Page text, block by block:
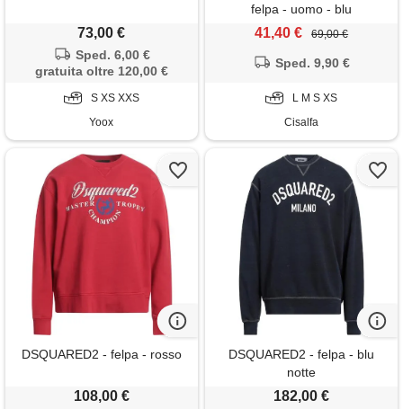
73,00 €
Sped. 6,00 €
gratuita oltre 120,00 €
S XS XXS
Yoox
felpa - uomo - blu
41,40 € 69,00 €
Sped. 9,90 €
L M S XS
Cisalfa
DSQUARED2 - felpa - rosso
108,00 €
DSQUARED2 - felpa - blu
notte
182,00 €